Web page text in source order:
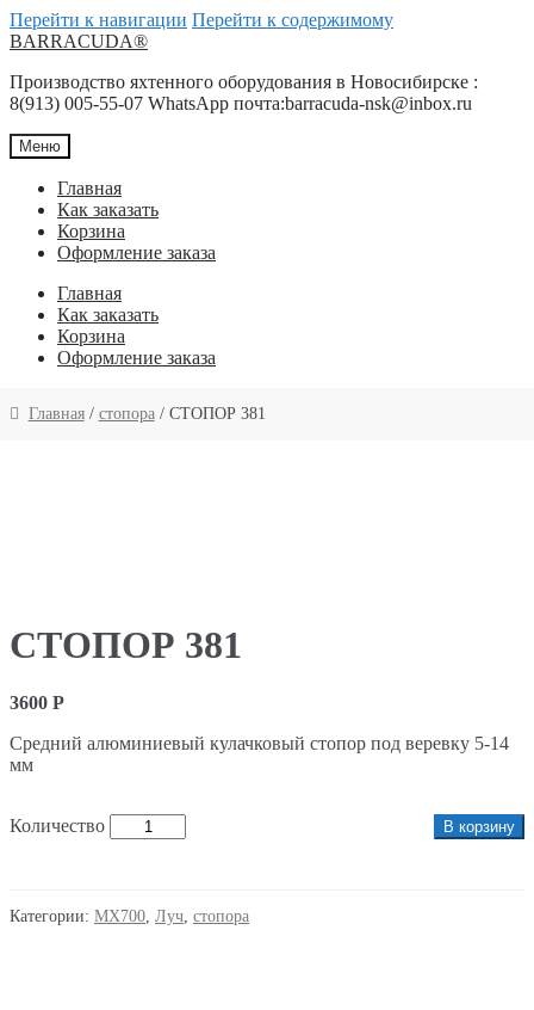
Перейти к навигации Перейти к содержимому
BARRACUDA®
Производство яхтенного оборудования в Новосибирске :
8(913) 005-55-07 WhatsApp почта:barracuda-nsk@inbox.ru
Меню
Главная
Как заказать
Корзина
Оформление заказа
Главная
Как заказать
Корзина
Оформление заказа
Главная/ стопора/ СТОПОР 381
СТОПОР 381
3600 Р
Средний алюминиевый кулачковый стопор под веревку 5-14
мм
Количество В корзину
Категории: MX700 Луч стопора